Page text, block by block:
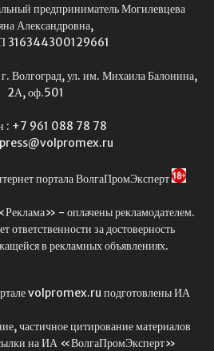
предприниматель Могилевцева
Александровна,
316344300129661
Волгоград, ул. им. Михаила Балонина,
2А, оф.501
: +7 961 088 78 78
портала ВолгаПромЭксперт
- оплачены рекламодателем.
ответственности за достоверность
в рекламных объявлениях.
volpromex.ru подготовлены ИА
частичное цитирование материалов
на ИА «ВолгаПромЭксперт»